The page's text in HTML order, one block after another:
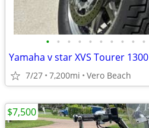
• • • • • • • • • •
Yamaha v star XVS Tourer 1300
7/27 7,200mi Vero Beach
$7,500